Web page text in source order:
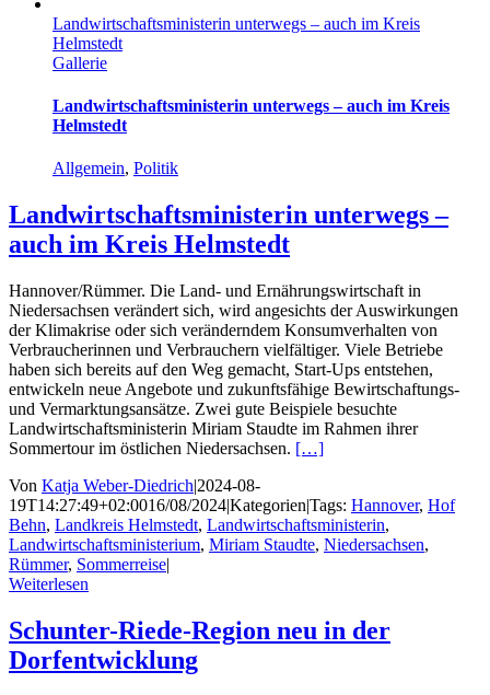
Landwirtschaftsministerin unterwegs – auch im Kreis
Helmstedt
Gallerie
Landwirtschaftsministerin unterwegs – auch im Kreis
Helmstedt
Allgemein, Politik
Landwirtschaftsministerin unterwegs –
auch im Kreis Helmstedt
Hannover/Rümmer. Die Land- und Ernährungswirtschaft in
Niedersachsen verändert sich, wird angesichts der Auswirkungen
der Klimakrise oder sich veränderndem Konsumverhalten von
Verbraucherinnen und Verbrauchern vielfältiger. Viele Betriebe
haben sich bereits auf den Weg gemacht, Start-Ups entstehen,
entwickeln neue Angebote und zukunftsfähige Bewirtschaftungs-
und Vermarktungsansätze. Zwei gute Beispiele besuchte
Landwirtschaftsministerin Miriam Staudte im Rahmen ihrer
Sommertour im östlichen Niedersachsen. […]
Von Katja Weber-Diedrich|2024-08-
19T14:27:49+02:0016/08/2024|Kategorien|Tags: Hannover, Hof
Behn, Landkreis Helmstedt, Landwirtschaftsministerin,
Landwirtschaftsministerium, Miriam Staudte, Niedersachsen,
Rümmer, Sommerreise|
Weiterlesen
Schunter-Riede-Region neu in der
Dorfentwicklung